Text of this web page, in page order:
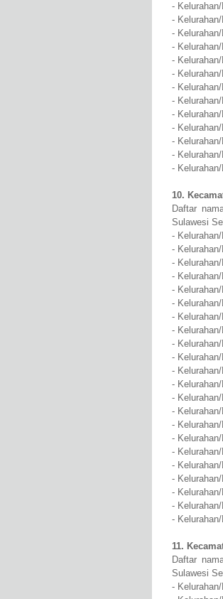
-
-
-
-
-
-
-
-
-
-
-
-
-
10.
Daftar
Sulawesi
-
-
-
-
-
-
-
-
-
-
-
-
-
-
-
-
-
-
-
-
-
-
11.
Daftar
Sulawesi
-